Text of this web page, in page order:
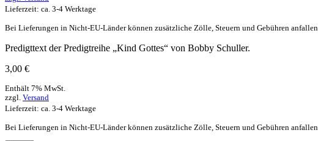
Lieferzeit: ca. 3-4 Werktage
Bei Lieferungen in Nicht-EU-Länder können zusätzliche Zölle, Steuern und Gebühren anfallen.
Predigttext der Predigtreihe „Kind Gottes“ von Bobby Schuller.
3,00 €
Enthält 7% MwSt.
zzgl. Versand
Lieferzeit: ca. 3-4 Werktage
Bei Lieferungen in Nicht-EU-Länder können zusätzliche Zölle, Steuern und Gebühren anfallen.